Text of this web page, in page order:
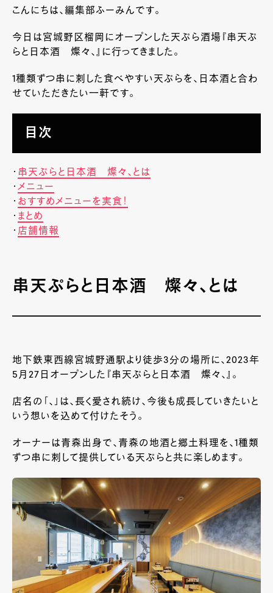
こんにちは、編集部ふーみんです。
今日は宮城野区榴岡にオープンした天ぷら酒場『串天ぷ
らと日本酒 燦々、』に行ってきました。
1種類ずつ串に刺した食べやすい天ぷらを、日本酒と合わ
せていただきたい一軒です。
目次
・ 串天ぷらと日本酒 燦々、とは
・ メニュー
・ おすすめメニューを実食！
・ まとめ
・ 店舗情報
串天ぷらと日本酒 燦々、とは
地下鉄東西線宮城野通駅より徒歩3分の場所に、2023年
5月27日オープンした『串天ぷらと日本酒 燦々、』。
店名の「、」は、長く愛され続け、今後も成長していきたいと
いう想いを込めて付けたそう。
オーナーは青森出身で、青森の地酒と郷土料理を、1種類
ずつ串に刺して提供している天ぷらと共に楽しめます。